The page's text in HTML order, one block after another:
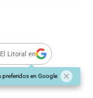
Litoral en
preferidos en Google